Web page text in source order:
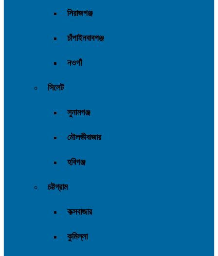
সিরাজগঞ্জ
চাঁপাইনবাবগঞ্জ
নওগাঁ
সিলেট
সুনামগঞ্জ
মৌলভীবাজার
হবিগঞ্জ
চট্টগ্রাম
কক্সবাজার
কুমিল্লা